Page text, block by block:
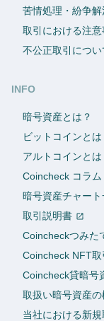
苦情処理・紛争
取引における注意
不公正取引につい
INFO
暗号資産とは？
ビットコインとは
アルトコインとは
Coincheck コラム
暗号資産チャート
取引説明書
Coincheckつみた
Coincheck NFT
Coincheck貸暗号
取扱い暗号資産の
当社における新